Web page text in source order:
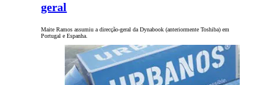
geral
Maite Ramos assumiu a direcção-geral da Dynabook (anteriormente Toshiba) em
Portugal e Espanha.